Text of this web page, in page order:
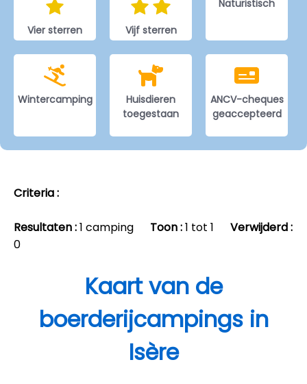
Vier sterren Vijf sterren
Naturistisch
Wintercamping
Huisdieren
toegestaan
ANCV-cheques
geaccepteerd
Criteria :
Resultaten :1 camping Toon :1 tot 1 Verwijderd :
0
Kaart van de
boerderijcampings in
Isère